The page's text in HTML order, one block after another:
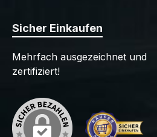
Sicher Einkaufen
Mehrfach ausgezeichnet und
zertifiziert!